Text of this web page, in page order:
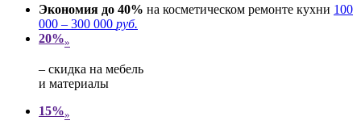
Экономия до 40% на косметическом ремонте кухни 100
000 – 300 000 руб.
20%»
– скидка на мебель
и материалы
15%»